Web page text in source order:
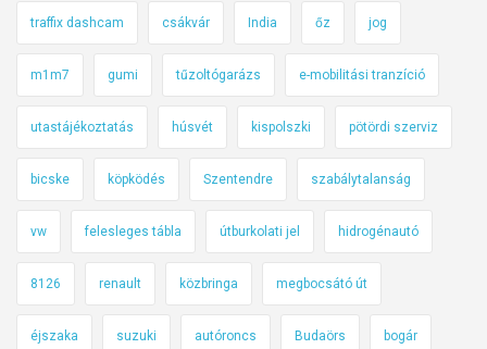
traffix dashcam csákvár India őz jog
m1m7 gumi tűzoltógarázs e-mobilitási tranzíció
utastájékoztatás húsvét kispolszki pötördi szerviz
bicske köpködés Szentendre szabálytalanság
vw felesleges tábla útburkolati jel hidrogénautó
8126 renault közbringa megbocsátó út
éjszaka suzuki autóroncs Budaörs bogár